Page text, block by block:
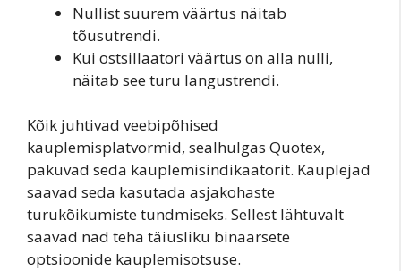
Nullist suurem väärtus näitab
tõusutrendi.
Kui ostsillaatori väärtus on alla nulli,
näitab see turu langustrendi.
Kõik juhtivad veebipõhised
kauplemisplatvormid, sealhulgas Quotex,
pakuvad seda kauplemisindikaatorit. Kauplejad
saavad seda kasutada asjakohaste
turukõikumiste tundmiseks. Sellest lähtuvalt
saavad nad teha täiusliku binaarsete
optsioonide kauplemisotsuse.